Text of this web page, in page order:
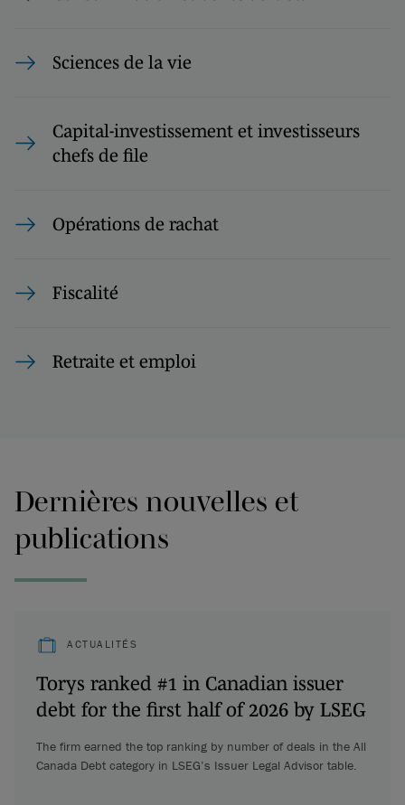
Sciences de la vie
Capital-investissement et investisseurs
chefs de file
Opérations de rachat
Fiscalité
Retraite et emploi
Dernières nouvelles et
publications
ACTUALITÉS
Torys ranked #1 in Canadian issuer
debt for the first half of 2026 by LSEG
The firm earned the top ranking by number of deals in the All
Canada Debt category in LSEG’s Issuer Legal Advisor table.